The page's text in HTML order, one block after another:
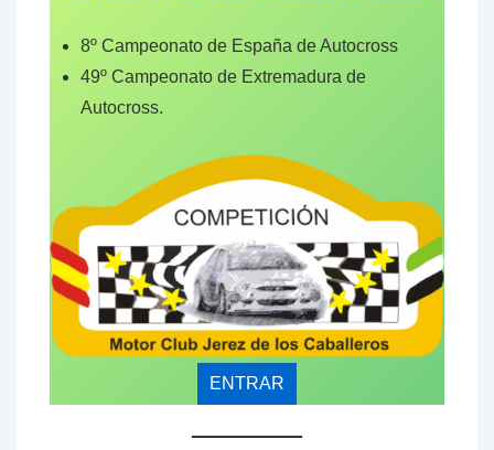
8º Campeonato de España de Autocross
49º Campeonato de Extremadura de
Autocross.
ENTRAR